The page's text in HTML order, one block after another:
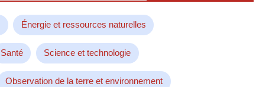
Énergie et ressources naturelles
Santé Science et technologie
Observation de la terre et environnement